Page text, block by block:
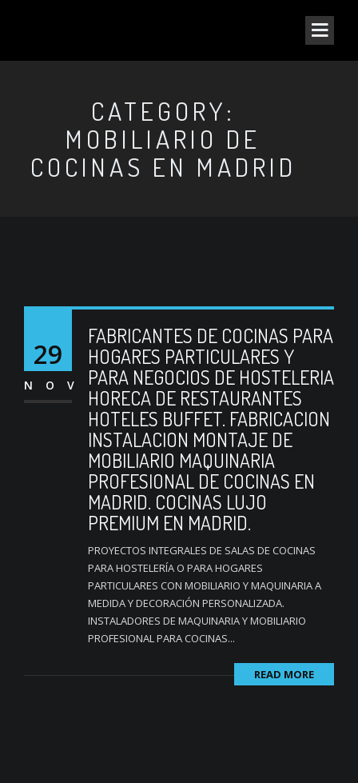
CATEGORY:
MOBILIARIO DE
COCINAS EN MADRID
29
NOV
FABRICANTES DE COCINAS PARA
HOGARES PARTICULARES Y
PARA NEGOCIOS DE HOSTELERIA
HORECA DE RESTAURANTES
HOTELES BUFFET. FABRICACION
INSTALACION MONTAJE DE
MOBILIARIO MAQUINARIA
PROFESIONAL DE COCINAS EN
MADRID. COCINAS LUJO
PREMIUM EN MADRID.
PROYECTOS INTEGRALES DE SALAS DE COCINAS
PARA HOSTELERÍA O PARA HOGARES
PARTICULARES CON MOBILIARIO Y MAQUINARIA A
MEDIDA Y DECORACIÓN PERSONALIZADA.
INSTALADORES DE MAQUINARIA Y MOBILIARIO
PROFESIONAL PARA COCINAS...
READ MORE